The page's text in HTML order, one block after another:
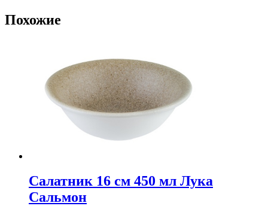
Похожие
Салатник 16 см 450 мл Лука
Сальмон